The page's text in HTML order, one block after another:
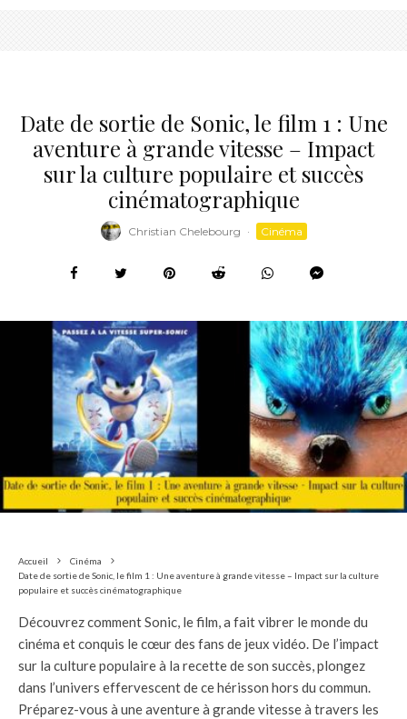
Date de sortie de Sonic, le film 1 : Une
aventure à grande vitesse – Impact
sur la culture populaire et succès
cinématographique
Christian Chelebourg · Cinéma
Accueil
Cinéma
Date de sortie de Sonic, le film 1 : Une aventure à grande vitesse – Impact sur la culture
populaire et succès cinématographique
Découvrez comment Sonic, le film, a fait vibrer le monde du
cinéma et conquis le cœur des fans de jeux vidéo. De l’impact
sur la culture populaire à la recette de son succès, plongez
dans l’univers effervescent de ce hérisson hors du commun.
Préparez-vous à une aventure à grande vitesse à travers les